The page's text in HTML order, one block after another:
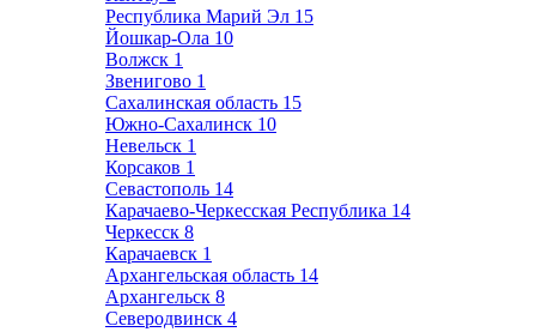
Республика Марий Эл 15
Йошкар-Ола 10
Волжск 1
Звенигово 1
Сахалинская область 15
Южно-Сахалинск 10
Невельск 1
Корсаков 1
Севастополь 14
Карачаево-Черкесская Республика 14
Черкесск 8
Карачаевск 1
Архангельская область 14
Архангельск 8
Северодвинск 4